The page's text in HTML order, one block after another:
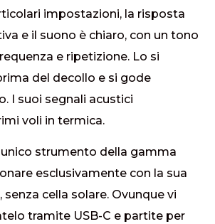
impostazioni, la risposta
e il suono è chiaro, con un tono
e ripetizione. Lo si
del decollo e si gode
I suoi segnali acustici
voli in termica.
strumento della gamma
esclusivamente con la sua
cella solare. Ovunque vi
tramite USB-C e partite per